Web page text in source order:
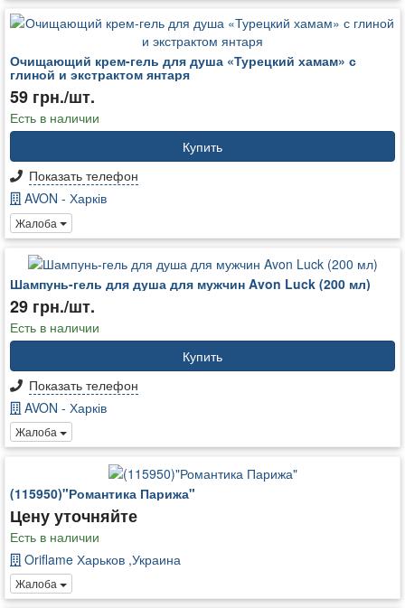
Очищающий крем-гель для душа «Турецкий хамам» с
глиной и экстрактом янтаря
59 грн./шт.
Есть в наличии
Купить
Показать телефон
AVON - Харків
Жалоба
Шампунь-гель для душа для мужчин Avon Luck (200 мл)
29 грн./шт.
Есть в наличии
Купить
Показать телефон
AVON - Харків
Жалоба
(115950)"Романтика Парижа"
Цену уточняйте
Есть в наличии
Oriflame Харьков ,Украина
Жалоба